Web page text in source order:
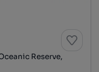
Reserve,